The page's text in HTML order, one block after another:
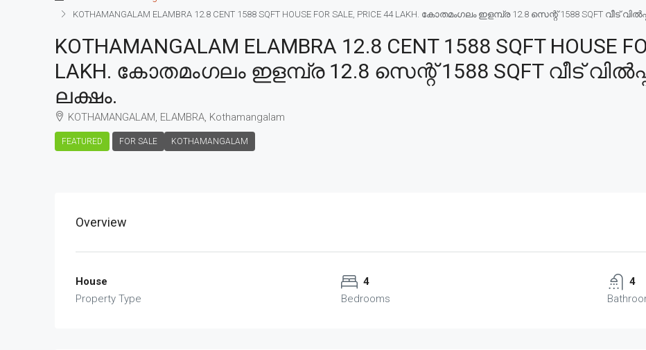
KOTHAMANGALAM ELAMBRA 12.8 CENT 1588 SQFT HOUSE FOR SALE, PRICE 44 LAKH. കോതമംഗലം ഇളമ്പ്ര 12.8 സെന്റ് 1588 SQFT വീട്
KOTHAMANGALAM ELAMBRA 12.8 CENT 1588 SQFT HOUSE
LAKH. കോതമംഗലം ഇളമ്പ്ര 12.8 സെന്റ് 1588 SQFT വീട്
ലക്ഷം.
KOTHAMANGALAM, ELAMBRA, Kothamangalam
FEATURED FOR SALE KOTHAMANGALAM
Overview
House
Property Type
4
Bedrooms
4